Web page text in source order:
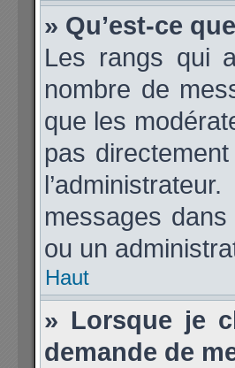
» Qu’est-ce
Les rangs qui
nombre de
que les
pas
messages
ou un
Haut
» Lorsque je
demande de